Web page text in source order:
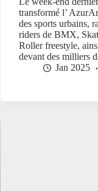
transformé l’
des sports urbains,
riders de BMX,
Roller freestyle,
devant des milliers
Jan 2025